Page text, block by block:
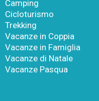
Camping
Cicloturismo
Trekking
Vacanze in Coppia
Vacanze in Famiglia
Vacanze di Natale
Vacanze Pasqua